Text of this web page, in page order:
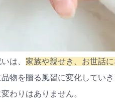
は、 家族や親せき、お世話
物を贈る風習に変化していき
わりはありません。